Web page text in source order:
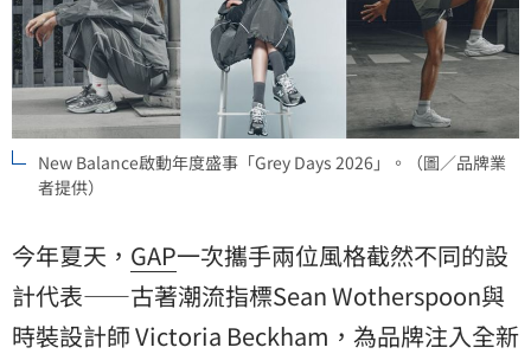
New Balance啟動年度盛事「Grey Days 2026」。（圖／品牌業
者提供）
今年夏天， GAP一次攜手兩位風格截然不同的設
計代表——古著潮流指標Sean Wotherspoon與
時裝設計師 Victoria Beckham，為品牌注入全新